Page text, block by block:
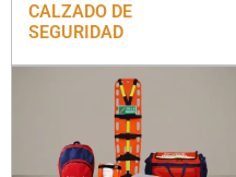
CALZADO DE
SEGURIDAD